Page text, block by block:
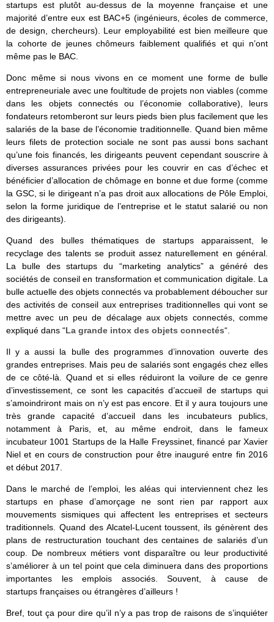
startups est plutôt au-dessus de la moyenne française et une
majorité d’entre eux est BAC+5 (ingénieurs, écoles de commerce,
de design, chercheurs). Leur employabilité est bien meilleure que
la cohorte de jeunes chômeurs faiblement qualifiés et qui n’ont
même pas le BAC.
Donc même si nous vivons en ce moment une forme de bulle
entrepreneuriale avec une foultitude de projets non viables (comme
dans les objets connectés ou l’économie collaborative), leurs
fondateurs retomberont sur leurs pieds bien plus facilement que les
salariés de la base de l’économie traditionnelle. Quand bien même
leurs filets de protection sociale ne sont pas aussi bons sachant
qu’une fois financés, les dirigeants peuvent cependant souscrire à
diverses assurances privées pour les couvrir en cas d’échec et
bénéficier d’allocation de chômage en bonne et due forme (comme
la GSC, si le dirigeant n’a pas droit aux allocations de Pôle Emploi,
selon la forme juridique de l’entreprise et le statut salarié ou non
des dirigeants).
Quand des bulles thématiques de startups apparaissent, le
recyclage des talents se produit assez naturellement en général.
La bulle des startups du “marketing analytics” a généré des
sociétés de conseil en transformation et communication digitale. La
bulle actuelle des objets connectés va probablement déboucher sur
des activités de conseil aux entreprises traditionnelles qui vont se
mettre avec un peu de décalage aux objets connectés, comme
expliqué dans “La grande intox des objets connectés“.
Il y a aussi la bulle des programmes d’innovation ouverte des
grandes entreprises. Mais peu de salariés sont engagés chez elles
de ce côté-là. Quand et si elles réduiront la voilure de ce genre
d’investissement, ce sont les capacités d’accueil de startups qui
s’amoindriront mais on n’y est pas encore. Et il y aura toujours une
très grande capacité d’accueil dans les incubateurs publics,
notamment à Paris, et, au même endroit, dans le fameux
incubateur 1001 Startups de la Halle Freyssinet, financé par Xavier
Niel et en cours de construction pour être inauguré entre fin 2016
et début 2017.
Dans le marché de l’emploi, les aléas qui interviennent chez les
startups en phase d’amorçage ne sont rien par rapport aux
mouvements sismiques qui affectent les entreprises et secteurs
traditionnels. Quand des Alcatel-Lucent toussent, ils génèrent des
plans de restructuration touchant des centaines de salariés d’un
coup. De nombreux métiers vont disparaître ou leur productivité
s’améliorer à un tel point que cela diminuera dans des proportions
importantes les emplois associés. Souvent, à cause de
startups françaises ou étrangères d’ailleurs !
Bref, tout ça pour dire qu’il n’y a pas trop de raisons de s’inquiéter